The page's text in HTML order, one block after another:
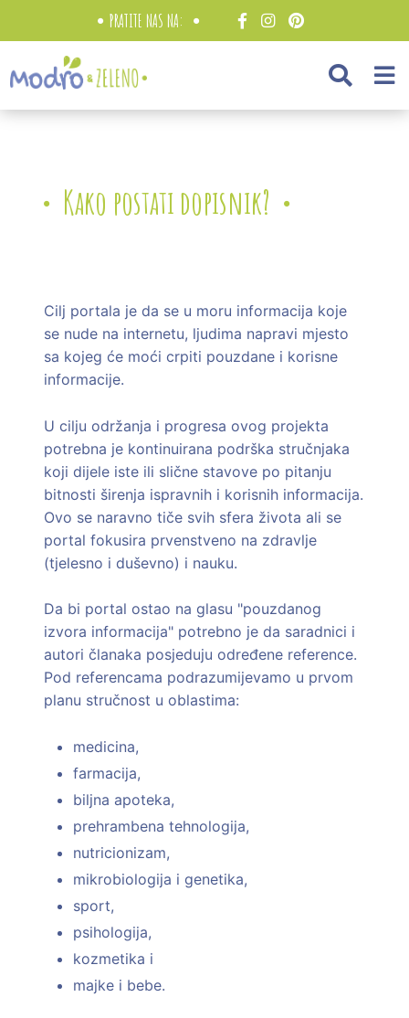
PRATITE NAS NA:
Kako postati dopisnik?
Cilj portala je da se u moru informacija koje
se nude na internetu, ljudima napravi mjesto
sa kojeg će moći crpiti pouzdane i korisne
informacije.
U cilju održanja i progresa ovog projekta
potrebna je kontinuirana podrška stručnjaka
koji dijele iste ili slične stavove po pitanju
bitnosti širenja ispravnih i korisnih informacija.
Ovo se naravno tiče svih sfera života ali se
portal fokusira prvenstveno na zdravlje
(tjelesno i duševno) i nauku.
Da bi portal ostao na glasu "pouzdanog
izvora informacija" potrebno je da saradnici i
autori članaka posjeduju određene reference.
Pod referencama podrazumijevamo u prvom
planu stručnost u oblastima:
medicina,
farmacija,
biljna apoteka,
prehrambena tehnologija,
nutricionizam,
mikrobiologija i genetika,
sport,
psihologija,
kozmetika i
majke i bebe.